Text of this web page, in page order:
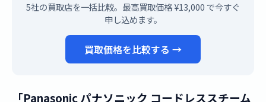
5社の買取店を一括比較。最高買取価格 ¥13,000 で今すぐ
申し込めます。
買取価格を比較する →
「Panasonic パナソニック コードレススチーム